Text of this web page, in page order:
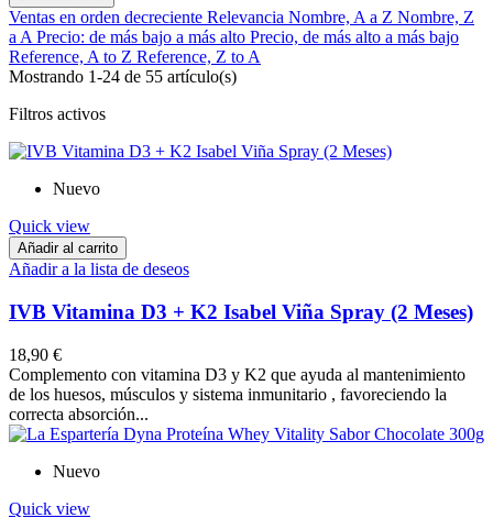
Ventas en orden decreciente Relevancia Nombre, A a Z Nombre, Z
a A Precio: de más bajo a más alto Precio, de más alto a más bajo
Reference, A to Z Reference, Z to A
Mostrando 1-24 de 55 artículo(s)
Filtros activos
Nuevo
Quick view
Añadir al carrito
Añadir a la lista de deseos
IVB Vitamina D3 + K2 Isabel Viña Spray (2 Meses)
18,90 €
Complemento con vitamina D3 y K2 que ayuda al mantenimiento
de los huesos, músculos y sistema inmunitario , favoreciendo la
correcta absorción...
Nuevo
Quick view